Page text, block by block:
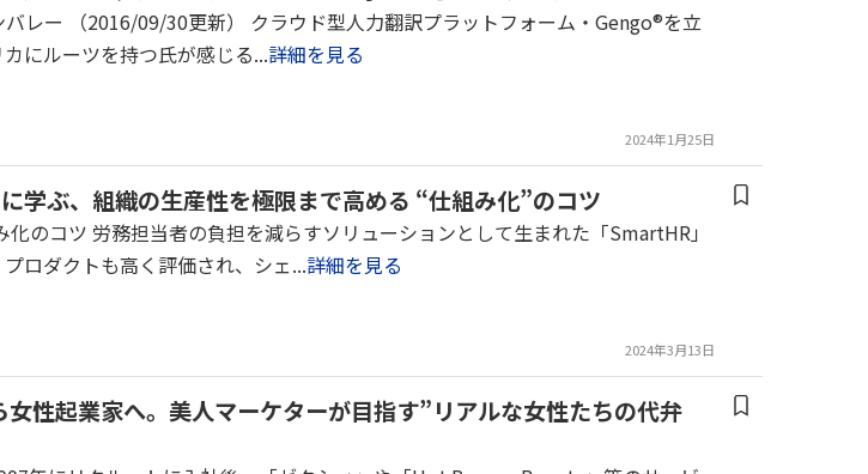
レー （2016/09/30更新） クラウド型人力翻訳プラットフォーム・Gengo®を立
にルーツを持つ氏が感じる...詳細を見る
2024年1月25日
ぶ、組織の生産性を極限まで高める “仕組み化”のコツ
のコツ 労務担当者の負担を減らすソリューションとして生まれた「SmartHR」
ロダクトも高く評価され、シェ...詳細を見る
2024年3月13日
性起業家へ。美人マーケターが目指す”リアルな女性たちの代弁